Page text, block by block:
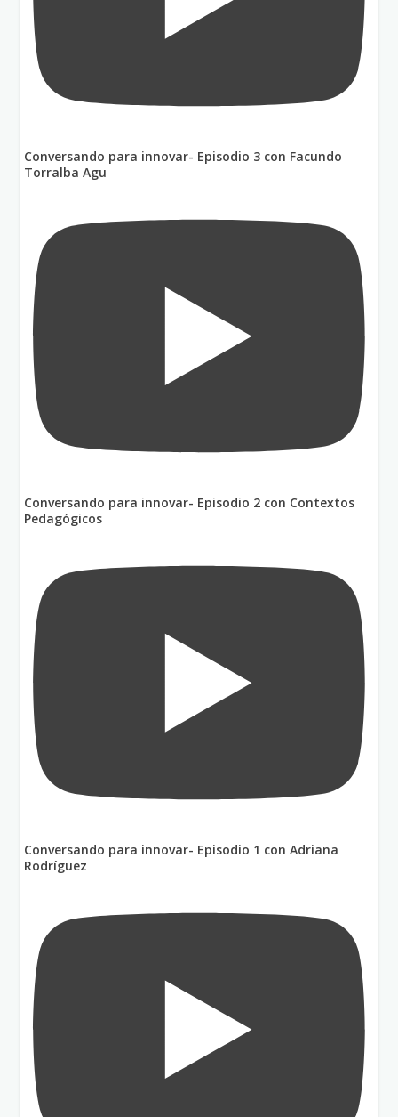
Conversando para innovar- Episodio 3 con Facundo
Torralba Agu
Conversando para innovar- Episodio 2 con Contextos
Pedagógicos
Conversando para innovar- Episodio 1 con Adriana
Rodríguez